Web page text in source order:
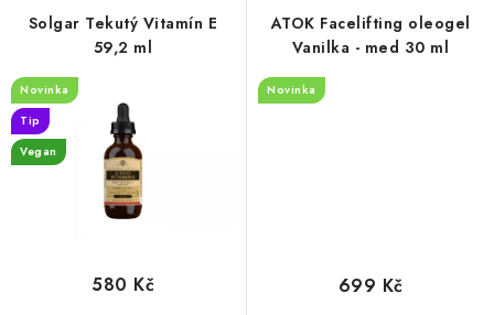
Solgar Tekutý Vitamín E
59,2 ml
Novinka
Tip
Vegan
580 Kč
ATOK Facelifting oleogel
Vanilka - med 30 ml
Novinka
699 Kč